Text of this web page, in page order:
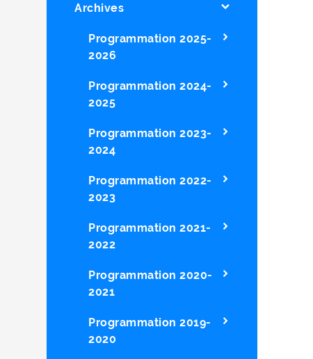
Archives
Programmation 2025-
2026
Programmation 2024-
2025
Programmation 2023-
2024
Programmation 2022-
2023
Programmation 2021-
2022
Programmation 2020-
2021
Programmation 2019-
2020